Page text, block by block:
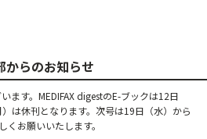
からのお知らせ
ます。MEDIFAX digestのE-ブックは12日
は休刊となります。次号は19日（水）から
くお願いいたします。